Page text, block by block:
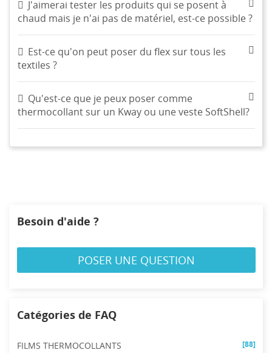
Besoin d'aide ?
POSER UNE QUESTION
Catégories de FAQ
FILMS THERMOCOLLANTS [88]
J'aimerai tester les produits qui se posent à
chaud mais je n'ai pas de matériel, est-ce possible ?
Est-ce qu'on peut poser du flex sur tous les
textiles ?
Qu'est-ce que je peux poser comme
thermocollant sur un Kway ou une veste SoftShell?
((cancelText)) ((modalDeleteText))
Annuler Créer une liste d'envies